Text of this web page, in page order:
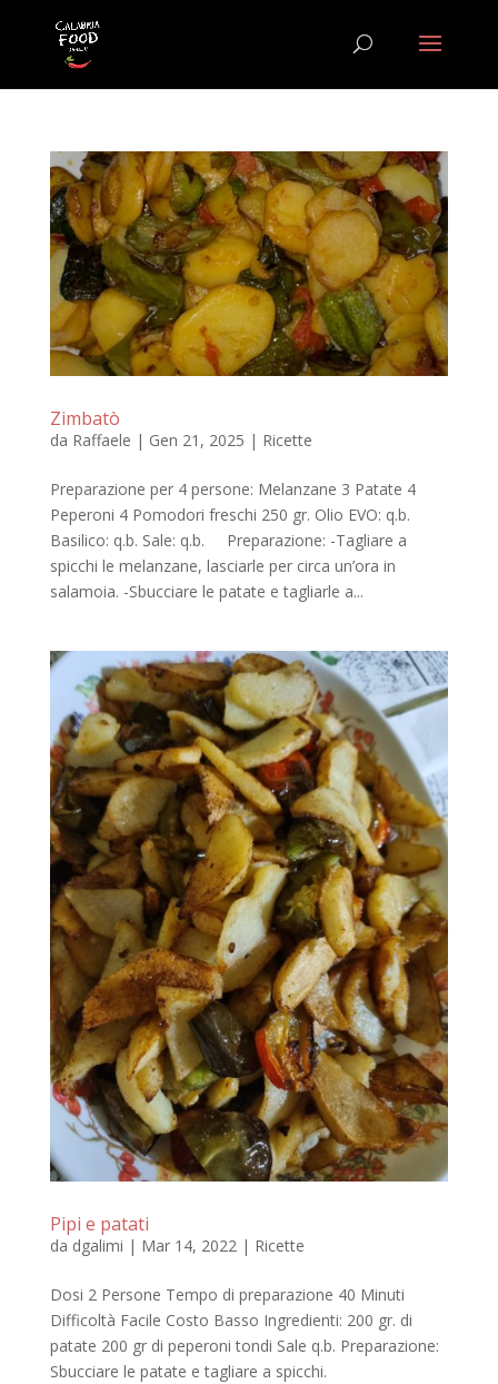
Zimbatò
da Raffaele | Gen 21, 2025 | Ricette
Preparazione per 4 persone: Melanzane 3 Patate 4
Peperoni 4 Pomodori freschi 250 gr. Olio EVO: q.b.
Basilico: q.b. Sale: q.b. Preparazione: -Tagliare a
spicchi le melanzane, lasciarle per circa un’ora in
salamoia. -Sbucciare le patate e tagliarle a...
Pipi e patati
da dgalimi | Mar 14, 2022| Ricette
Dosi 2 Persone Tempo di preparazione 40 Minuti
Difficoltà Facile Costo Basso Ingredienti: 200 gr. di
patate 200 gr di peperoni tondi Sale q.b. Preparazione:
Sbucciare le patate e tagliare a spicchi.